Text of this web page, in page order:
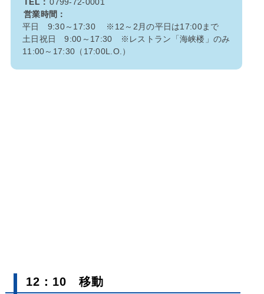
TEL： 0799-72-0001
営業時間：
平日 9:30～17:30 ※12～2月の平日は17:00まで
土日祝日 9:00～17:30 ※レストラン「海峡楼」のみ
11:00～17:30（17:00L.O.）
12：10 移動